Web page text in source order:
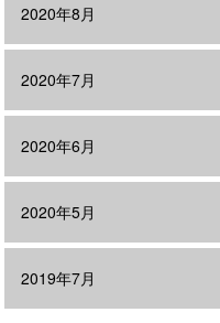
2020年8月
2020年7月
2020年6月
2020年5月
2019年7月